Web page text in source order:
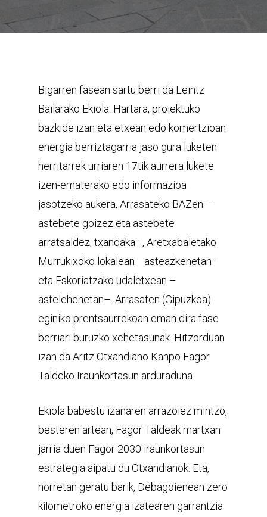
Bigarren fasean sartu berri da Leintz
Bailarako Ekiola. Hartara, proiektuko
bazkide izan eta etxean edo komertzioan
energia berriztagarria jaso gura luketen
herritarrek urriaren 17tik aurrera lukete
izen-ematerako edo informazioa
jasotzeko aukera, Arrasateko BAZen –
astebete goizez eta astebete
arratsaldez, txandaka–, Aretxabaletako
Murrukixoko lokalean –asteazkenetan–
eta Eskoriatzako udaletxean –
astelehenetan–. Arrasaten (Gipuzkoa)
eginiko prentsaurrekoan eman dira fase
berriari buruzko xehetasunak. Hitzorduan
izan da Aritz Otxandiano Kanpo Fagor
Taldeko Iraunkortasun arduraduna.
Ekiola babestu izanaren arrazoiez mintzo,
besteren artean, Fagor Taldeak martxan
jarria duen Fagor 2030 iraunkortasun
estrategia aipatu du Otxandianok. Eta,
horretan geratu barik, Debagoienean zero
kilometroko energia izatearen garrantzia